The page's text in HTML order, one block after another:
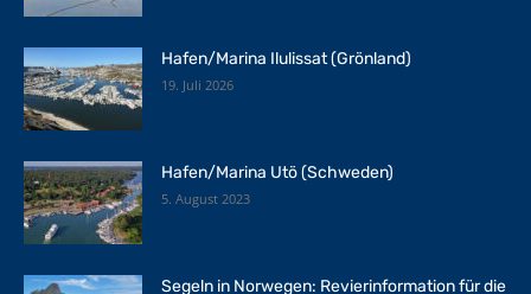
Hafen/Marina Ilulissat (Grönland)
19. Juli 2026
Hafen/Marina Utö (Schweden)
5. August 2023
Segeln in Norwegen: Revierinformation für die